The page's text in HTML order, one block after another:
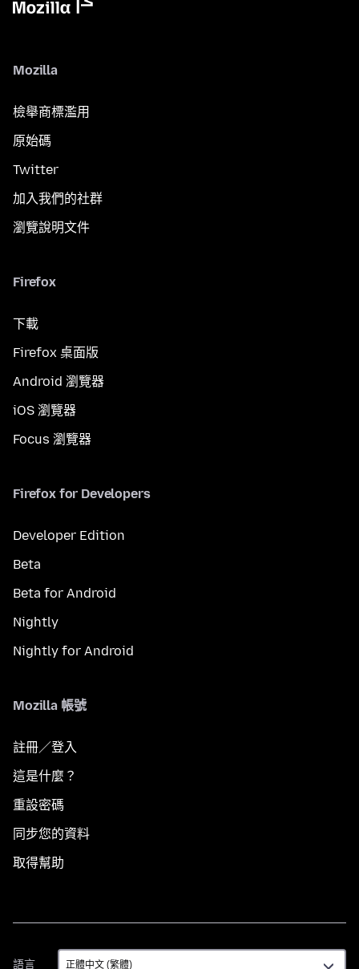
Mozilla
檢舉商標濫用
原始碼
Twitter
加入我們的社群
瀏覽說明文件
Firefox
下載
Firefox 桌面版
Android 瀏覽器
iOS 瀏覽器
Focus 瀏覽器
Firefox for Developers
Developer Edition
Beta
Beta for Android
Nightly
Nightly for Android
Mozilla 帳號
註冊／登入
這是什麼？
重設密碼
同步您的資料
取得幫助
語言
語